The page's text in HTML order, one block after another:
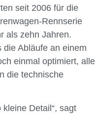
seit 2006 für die
Rennserie
als zehn Jahren.
die Abläufe an einem
einmal optimiert, alle
die technische
Detail“, sagt